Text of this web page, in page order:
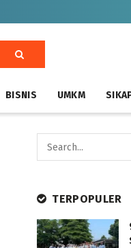
BISNIS UMKM
TERPOPULER